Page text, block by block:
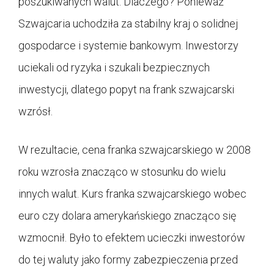
Szwajcaria uchodziła za stabilny kraj o solidnej
gospodarce i systemie bankowym. Inwestorzy
uciekali od ryzyka i szukali bezpiecznych
inwestycji, dlatego popyt na frank szwajcarski
wzrósł.
W rezultacie, cena franka szwajcarskiego w 2008
roku wzrosła znacząco w stosunku do wielu
innych walut. Kurs franka szwajcarskiego wobec
euro czy dolara amerykańskiego znacząco się
wzmocnił. Było to efektem ucieczki inwestorów
do tej waluty jako formy zabezpieczenia przed